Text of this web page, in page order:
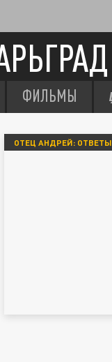
ФИЛЬМЫ
ОТЕЦ АНДРЕЙ: ОТВЕТЫ